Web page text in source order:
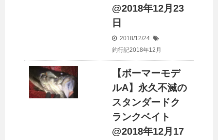
@2018年12月23
日
2018/12/24
釣行記2018年12月
【ボーマーモデ
ルA】永久不滅の
スタンダードク
ランクベイト
@2018年12月17